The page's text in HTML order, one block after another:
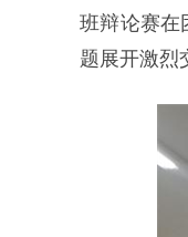
班辩论赛在
题展开激烈